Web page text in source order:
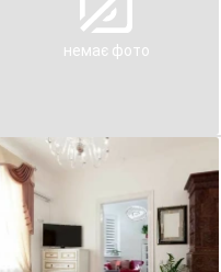
немає фото